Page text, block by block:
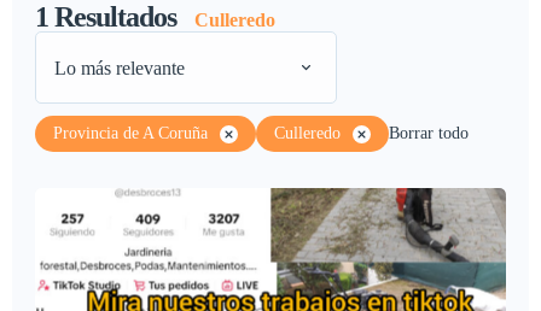
1 Resultados Culleredo
Lo más relevante
Provincia de A Coruña Culleredo Borrar todo